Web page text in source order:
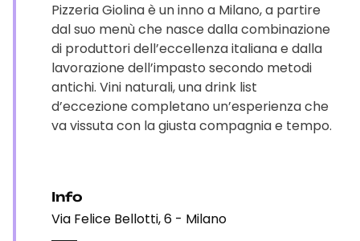
Pizzeria Giolina è un inno a Milano, a partire
dal suo menù che nasce dalla combinazione
di produttori dell’eccellenza italiana e dalla
lavorazione dell’impasto secondo metodi
antichi. Vini naturali, una drink list
d’eccezione completano un’esperienza che
va vissuta con la giusta compagnia e tempo.
Info
Via Felice Bellotti, 6 - Milano